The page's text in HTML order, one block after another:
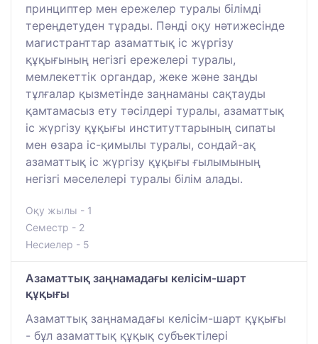
принциптер мен ережелер туралы білімді
тереңдетуден тұрады. Пәнді оқу нәтижесінде
магистранттар азаматтық іс жүргізу
құқығының негізгі ережелері туралы,
мемлекеттік органдар, жеке және заңды
тұлғалар қызметінде заңнаманы сақтауды
қамтамасыз ету тәсілдері туралы, азаматтық
іс жүргізу құқығы институттарының сипаты
мен өзара іс-қимылы туралы, сондай-ақ
азаматтық іс жүргізу құқығы ғылымының
негізгі мәселелері туралы білім алады.
Оқу жылы - 1
Семестр - 2
Несиелер - 5
Азаматтық заңнамадағы келісім-шарт
құқығы
Азаматтық заңнамадағы келісім-шарт құқығы
- бұл азаматтық құқық субъектілері